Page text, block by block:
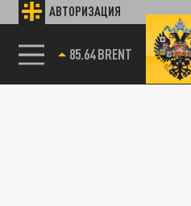
АВТОРИЗАЦИЯ
85.64 BRENT